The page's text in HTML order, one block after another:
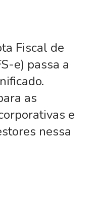
Fiscal de
e) passa a
as
e
nessa